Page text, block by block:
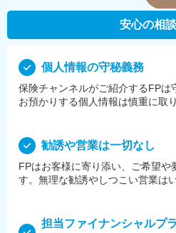
安心の相
個⼈情報の守秘義務
保険チャンネルがご紹介するFPは
お預かりする個⼈情報は慎重に取
勧誘や営業は⼀切なし
FPはお客様に寄り添い、ご希望や
す。無理な勧誘やしつこい営業は
担当ファイナンシャルプ